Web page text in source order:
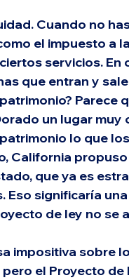
Cuando no
el impuesto a
servicios.
que entran y
Parece
un lugar
lo que
California
que ya es
Eso significaría
de ley no se
impositiva sobre
pero el Proyecto